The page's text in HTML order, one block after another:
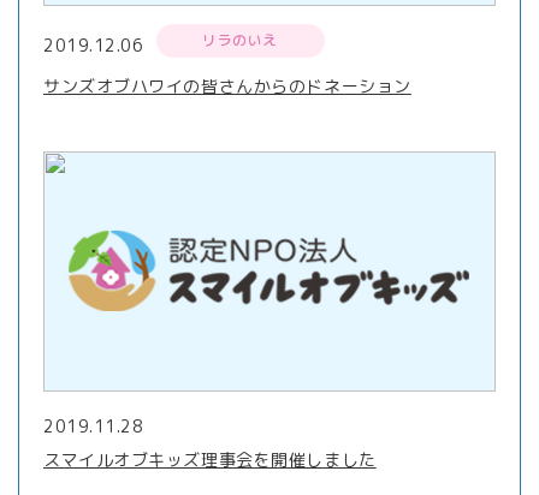
2019.12.06 リラのいえ
サンズオブハワイの皆さんからのドネーション
2019.11.28
スマイルオブキッズ理事会を開催しました